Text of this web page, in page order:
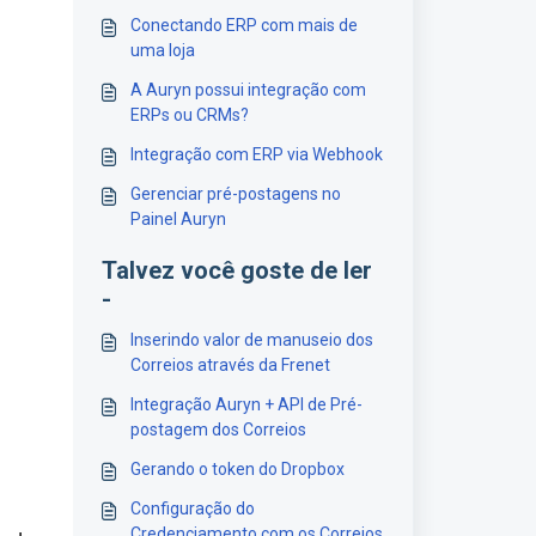
Conectando ERP com mais de
uma loja
A Auryn possui integração com
ERPs ou CRMs?
Integração com ERP via Webhook
Gerenciar pré-postagens no
Painel Auryn
Talvez você goste de ler
-
Inserindo valor de manuseio dos
Correios através da Frenet
Integração Auryn + API de Pré-
postagem dos Correios
Gerando o token do Dropbox
Configuração do